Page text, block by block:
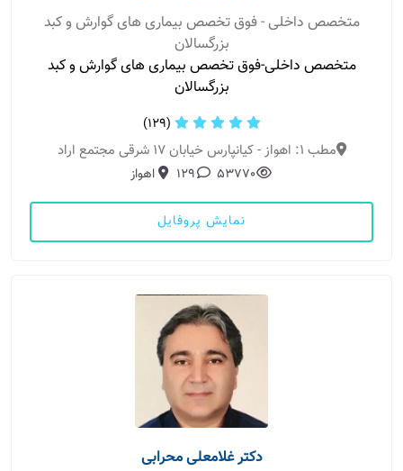
متخصص داخلی - فوق تخصص بیماری های گوارش و کبد
بزرگسالان
متخصص داخلی-فوق تخصص بیماری های گوارش و کبد
بزرگسالان
(129)
مطب 1: اهواز - کیانپارس خیابان 17 شرقی مجتمع اراد
53770
129 اهواز
نمایش پروفایل
دکتر غلامعلی محرابی